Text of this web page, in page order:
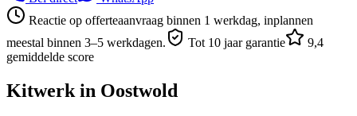
Reactie op offerteaanvraag binnen 1 werkdag, inplannen
meestal binnen 3–5 werkdagen.
Tot 10 jaar garantie
9,4
gemiddelde score
Kitwerk in Oostwold